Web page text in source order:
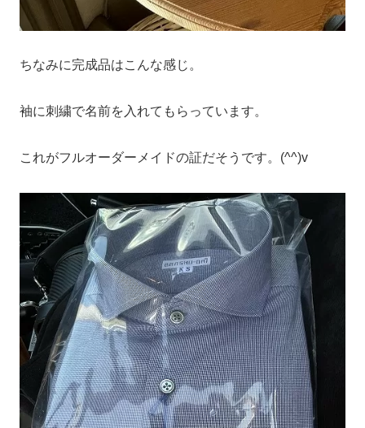
ちなみに完成品はこんな感じ。
袖に刺繍で名前を入れてもらっています。
これがフルオーダーメイドの証だそうです。(^^)v